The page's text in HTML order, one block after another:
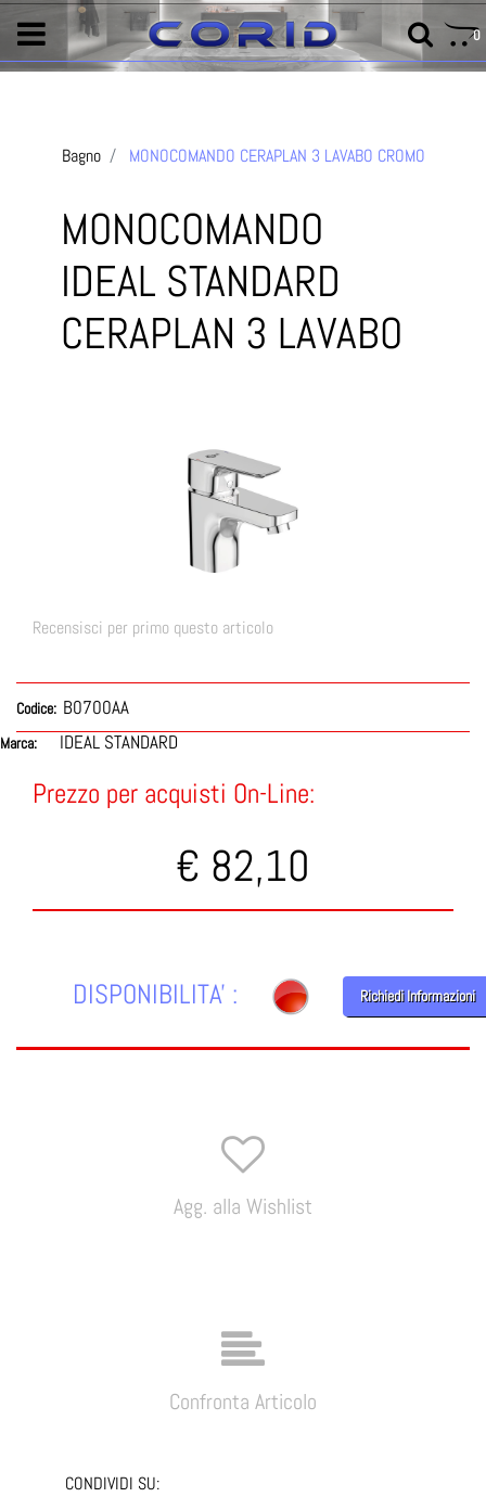
0
Bagno MONOCOMANDO CERAPLAN 3 LAVABO CROMO
MONOCOMANDO
IDEAL STANDARD
CERAPLAN 3 LAVABO
Recensisci per primo questo articolo
Codice: B0700AA
Marca: IDEAL STANDARD
Prezzo per acquisti On-Line:
€ 82,10
DISPONIBILITA' : Richiedi Informazioni
Agg. alla Wishlist
Confronta Articolo
CONDIVIDI SU: